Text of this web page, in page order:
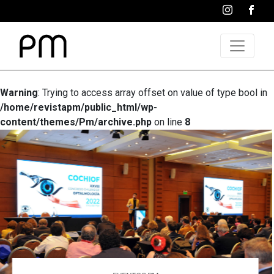
Warning: Trying to access array offset on value of type bool in
/home/revistapm/public_html/wp-
content/themes/Pm/archive.php on line 8